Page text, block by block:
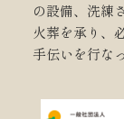
の設備、洗練
火葬を承り、
手伝いを行な